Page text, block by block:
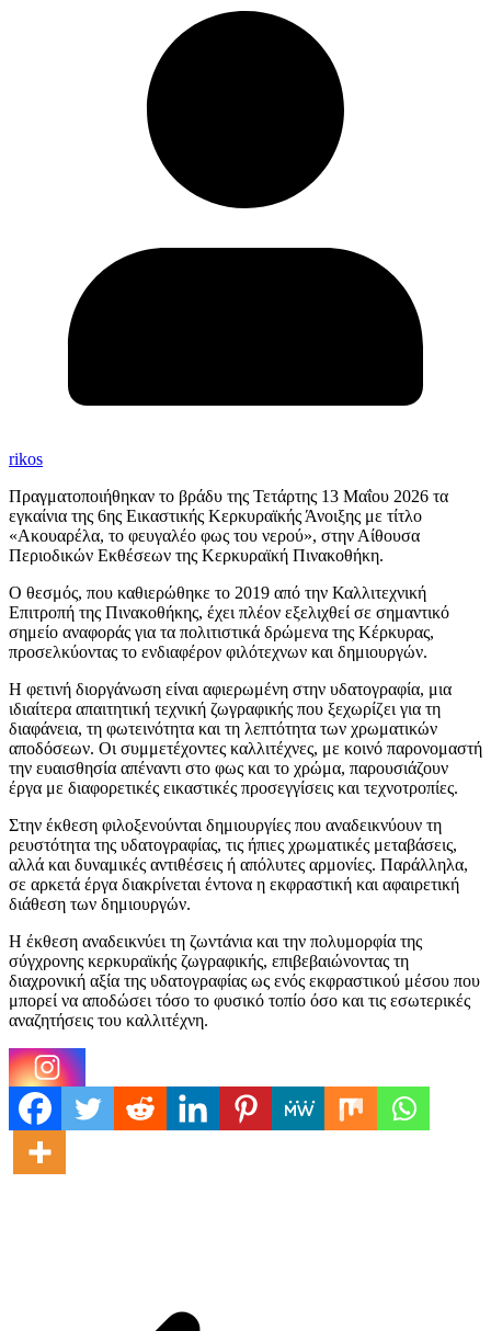
rikos
Πραγματοποιήθηκαν το βράδυ της Τετάρτης 13 Μαΐου 2026 τα
εγκαίνια της 6ης Εικαστικής Κερκυραϊκής Άνοιξης με τίτλο
«Ακουαρέλα, το φευγαλέο φως του νερού», στην Αίθουσα
Περιοδικών Εκθέσεων της Κερκυραϊκή Πινακοθήκη.
Ο θεσμός, που καθιερώθηκε το 2019 από την Καλλιτεχνική
Επιτροπή της Πινακοθήκης, έχει πλέον εξελιχθεί σε σημαντικό
σημείο αναφοράς για τα πολιτιστικά δρώμενα της Κέρκυρας,
προσελκύοντας το ενδιαφέρον φιλότεχνων και δημιουργών.
Η φετινή διοργάνωση είναι αφιερωμένη στην υδατογραφία, μια
ιδιαίτερα απαιτητική τεχνική ζωγραφικής που ξεχωρίζει για τη
διαφάνεια, τη φωτεινότητα και τη λεπτότητα των χρωματικών
αποδόσεων. Οι συμμετέχοντες καλλιτέχνες, με κοινό παρονομαστή
την ευαισθησία απέναντι στο φως και το χρώμα, παρουσιάζουν
έργα με διαφορετικές εικαστικές προσεγγίσεις και τεχνοτροπίες.
Στην έκθεση φιλοξενούνται δημιουργίες που αναδεικνύουν τη
ρευστότητα της υδατογραφίας, τις ήπιες χρωματικές μεταβάσεις,
αλλά και δυναμικές αντιθέσεις ή απόλυτες αρμονίες. Παράλληλα,
σε αρκετά έργα διακρίνεται έντονα η εκφραστική και αφαιρετική
διάθεση των δημιουργών.
Η έκθεση αναδεικνύει τη ζωντάνια και την πολυμορφία της
σύγχρονης κερκυραϊκής ζωγραφικής, επιβεβαιώνοντας τη
διαχρονική αξία της υδατογραφίας ως ενός εκφραστικού μέσου που
μπορεί να αποδώσει τόσο το φυσικό τοπίο όσο και τις εσωτερικές
αναζητήσεις του καλλιτέχνη.